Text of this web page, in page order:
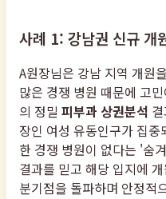
사례 1: 강남권 신규 개
A원장님은 강남 지역 개원
많은 경쟁 병원 때문에 고
의 정밀 피부과 상권분석
장인 여성 유동인구가 집
한 경쟁 병원이 없다는 '숨
결과를 믿고 해당 입지에
분기점을 돌파하며 안정적